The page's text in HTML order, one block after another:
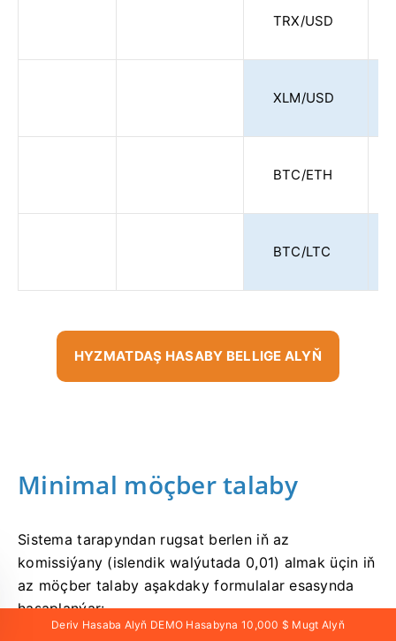
TRX/USD
XLM/USD
BTC/ETH
BTC/LTC
HYZMATDAŞ HASABY BELLIGE ALYŇ
Minimal möçber talaby
Sistema tarapyndan rugsat berlen iň az
komissiýany (islendik walýutada 0,01) almak üçin iň
az möçber talaby aşakdaky formulalar esasynda
hasaplanýar:
Deriv Hasaba Alyň DEMO Hasabyna 10,000 $ Mugt Alyň